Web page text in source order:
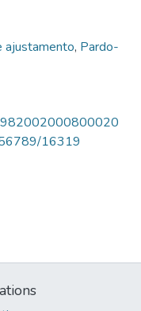
ajustamento, Pardo-
16319